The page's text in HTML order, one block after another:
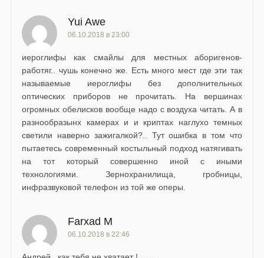
Yui Awe
06.10.2018 в 23:00
иероглифы как смайлы для местных аборигенов-
работяг.. чушь конечно же. Есть много мест где эти так
называемые иероглифы без дополнительных
оптических приборов не прочитать. На вершинах
огромных обелисков вообще надо с воздуха читать. А в
разнообразынх камерах и и криптах наглухо темных
светили наверно зажигалкой?.. Тут ошибка в том что
пытаетесь современный костыльный подход натягивать
на тот который совершенно иной с иными
технологиями. Зернохранилища, гробницы,
инфразвуковой телефон из той же оперы.
Farxad M
06.10.2018 в 22:46